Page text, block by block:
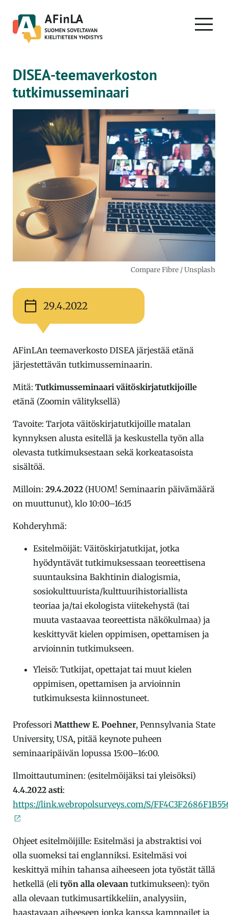
content
DISEA-teemaverkoston
tutkimusseminaari
Compare Fibre / Unsplash
29.4.2022
AFinLAn teemaverkosto DISEA järjestää etänä
järjestettävän tutkimusseminaarin.
Mitä: Tutkimusseminaari väitöskirjatutkijoille
etänä (Zoomin välityksellä)
Tavoite: Tarjota väitöskirjatutkijoille matalan
kynnyksen alusta esitellä ja keskustella työn alla
olevasta tutkimuksestaan sekä korkeatasoista
sisältöä.
Milloin: 29.4.2022 (HUOM! Seminaarin päivämäärä
on muuttunut), klo 10:00–16:15
Kohderyhmä:
Esitelmöijät: Väitöskirjatutkijat, jotka
hyödyntävät tutkimuksessaan teoreettisena
suuntauksina Bakhtinin dialogismia,
sosiokulttuurista/kulttuurihistoriallista
teoriaa ja/tai ekologista viitekehystä (tai
muuta vastaavaa teoreettista näkökulmaa) ja
keskittyvät kielen oppimisen, opettamisen ja
arvioinnin tutkimukseen.
Yleisö: Tutkijat, opettajat tai muut kielen
oppimisen, opettamisen ja arvioinnin
tutkimuksesta kiinnostuneet.
Professori Matthew E. Poehner, Pennsylvania State
University, USA, pitää keynote puheen
seminaaripäivän lopussa 15:00–16:00.
Ilmoittautuminen: (esitelmöijäksi tai yleisöksi)
4.4.2022 asti:
https://link.webropolsurveys.com/S/
Ohjeet esitelmöijille: Esitelmäsi ja abstraktisi voi
olla suomeksi tai englanniksi. Esitelmäsi voi
keskittyä mihin tahansa aiheeseen jota työstät tällä
hetkellä (eli työn alla olevaan tutkimukseen): työn
alla olevaan tutkimusartikkeliin, analyysiin,
haastavaan aiheeseen jonka kanssa kamppailet ja